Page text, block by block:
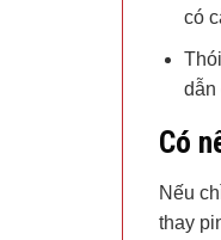
có
dẫn
Có
Nếu
thay